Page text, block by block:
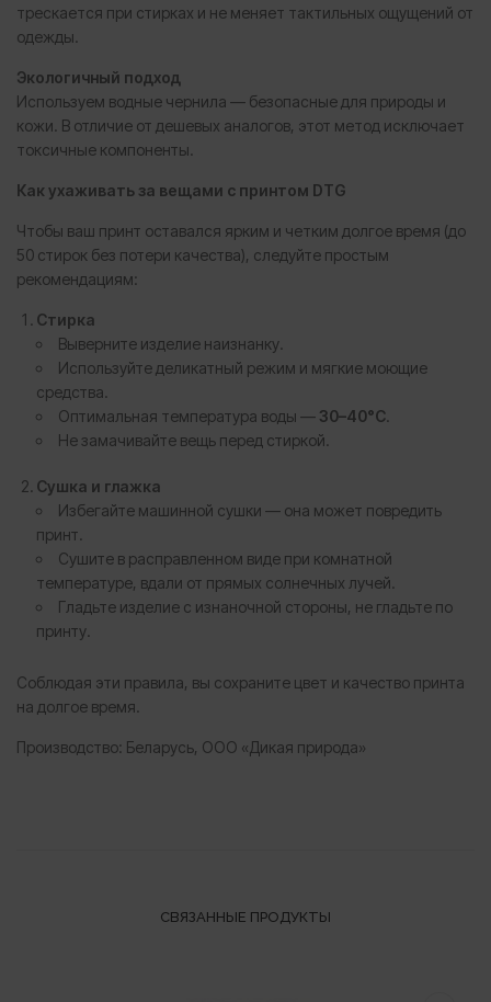
трескается при стирках и не меняет тактильных ощущений от
одежды.
Экологичный подход
Используем водные чернила — безопасные для природы и
кожи. В отличие от дешевых аналогов, этот метод исключает
токсичные компоненты.
Как ухаживать за вещами с принтом DTG
Чтобы ваш принт оставался ярким и четким долгое время (до
50 стирок без потери качества), следуйте простым
рекомендациям:
Стирка
Выверните изделие наизнанку.
Используйте деликатный режим и мягкие моющие
средства.
Оптимальная температура воды — 30–40°C.
Не замачивайте вещь перед стиркой.
Сушка и глажка
Избегайте машинной сушки — она может повредить
принт.
Сушите в расправленном виде при комнатной
температуре, вдали от прямых солнечных лучей.
Гладьте изделие с изнаночной стороны, не гладьте по
принту.
Соблюдая эти правила, вы сохраните цвет и качество принта
на долгое время.
Производство: Беларусь, ООО «Дикая природа»
СВЯЗАННЫЕ ПРОДУКТЫ